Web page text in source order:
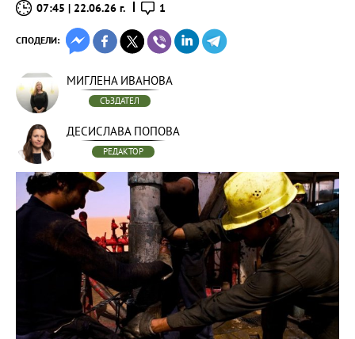
07:45 | 22.06.26 г. 1
СПОДЕЛИ:
МИГЛЕНА ИВАНОВА
СЪЗДАТЕЛ
ДЕСИСЛАВА ПОПОВА
РЕДАКТОР